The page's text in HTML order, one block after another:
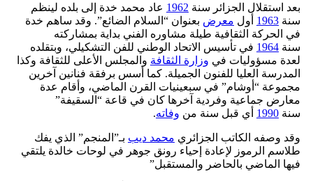
بعد استقلال الجزائر سنة 1962 عاد محمد خدة إلى بلده لينظم
سنة 1963 أول معرض بعنوان “السلام الضائع”. وقد ساهم خدة
في الحركة الثقافية طيلة مشاوره الفني بداية بمشاركته
سنة 1964 في تأسيس الاتحاد الوطني للفن التشكيلي، وبتقلده
لعدة مسؤوليات في وزارة الثقافة والمجلس الأعلى للثقافة وكذا
المدرسة العليا للفنون الجميلة. كما أسس برفقة فنانين آخرين
مجموعة “أوشام” في سبعينيات القرن الماضي، وأقام عدة
معارض جماعية وفردية آخرها كان في قاعة “السقيفة”
سنة 1990 أي قبل سنة من وفاته.
وقد وصفه الكاتب الجزائري محمد ديب بـ”المنجم” الذي يفك
طلاسم الرموز لإعادة إحياء رونق جوهر في لوحات خالدة يلتقي
فيها الماضي بالحاضر والمستقبل”